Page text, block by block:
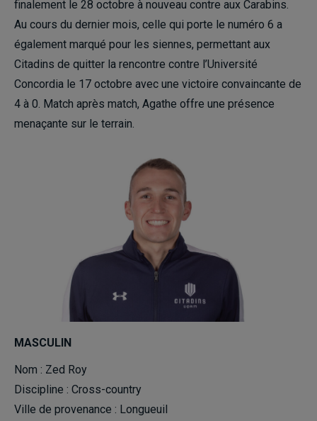
finalement le 28 octobre à nouveau contre aux Carabins.
Au cours du dernier mois, celle qui porte le numéro 6 a
également marqué pour les siennes, permettant aux
Citadins de quitter la rencontre contre l’Université
Concordia le 17 octobre avec une victoire convaincante de
4 à 0. Match après match, Agathe offre une présence
menaçante sur le terrain.
MASCULIN
Nom : Zed Roy
Discipline : Cross-country
Ville de provenance : Longueuil